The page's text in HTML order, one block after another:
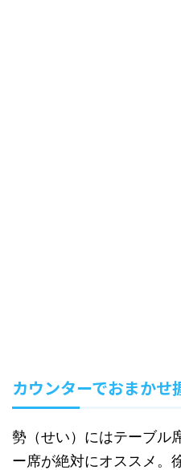
カウンターでおまかせ
勢（せい）にはテーブル
ー席が絶対にオススメ。